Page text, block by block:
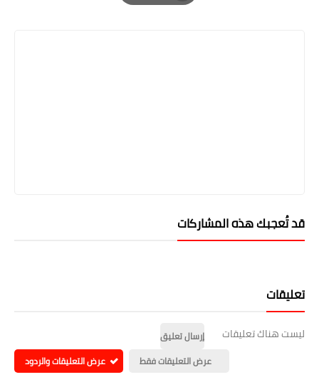
Print
قد تُعجبك هذه المشاركات
تعليقات
ليست هناك تعليقات
إرسال تعليق
عرض التعليقات فقط
عرض التعليقات والردود